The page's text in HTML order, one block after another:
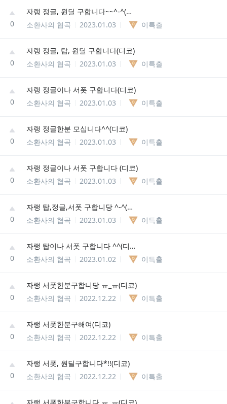
0
자랭 정글, 원딜 구합니다~~^-^(디코)
소환사의 협곡
2023.01.03 이특출
0
자랭 정글, 탑, 원딜 구합니다(디코)
소환사의 협곡
2023.01.03 이특출
0
자랭 정글이나 서폿 구합니다(디코)
소환사의 협곡
2023.01.03 이특출
0
자랭 정글한분 모십니다^^(디코)
소환사의 협곡
2023.01.03 이특출
0
자랭 정글이나 서폿 구합니다 (디코)
소환사의 협곡
2023.01.03 이특출
0
자랭 탑,정글,서폿 구합니당 ^-^(디코)
소환사의 협곡
2023.01.03 이특출
0
자랭 탑이나 서폿 구합니다 ^^(디코)
소환사의 협곡
2023.01.02 이특출
0
자랭 서폿한분구합니당 ㅠ_ㅠ(디코)
소환사의 협곡
2022.12.22 이특출
0
자랭 서폿한분구해여(디코)
소환사의 협곡
2022.12.22 이특출
0
자랭 서폿, 원딜구합니다*!!(디코)
소환사의 협곡
2022.12.22 이특출
자랭 서폿한분구합니다 ㅠ_ㅠ(디코)